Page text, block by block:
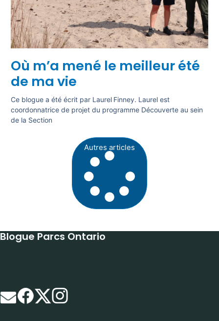
Où m’a mené le meilleur été
de ma vie
Ce blogue a été écrit par Laurel Finney. Laurel est
coordonnatrice de projet du programme Découverte au sein
de la Section
Autres articles
Blogue Parcs Ontario